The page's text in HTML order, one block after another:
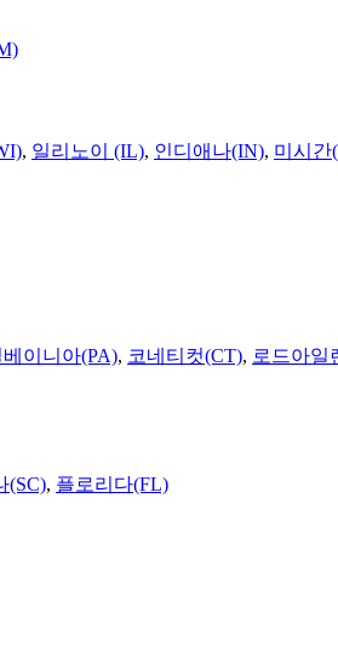
, 일리노이 (IL), 인디애나(IN), 미시간
베이니아(PA), 코네티컷(CT), 로드아일
(SC), 플로리다(FL)